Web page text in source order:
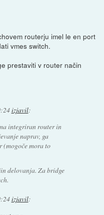
routerju imel le en port
vmes switch.
prestaviti v router način
izjavil:
integriran router in
naprav, ga
(mogoče mora to
delovanja. Za bridge
izjavil: